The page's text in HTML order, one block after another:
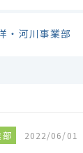
・河川事業部
2022/06/01